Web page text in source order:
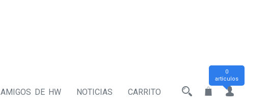
AMIGOS DE HW NOTICIAS CARRITO
0
artículos